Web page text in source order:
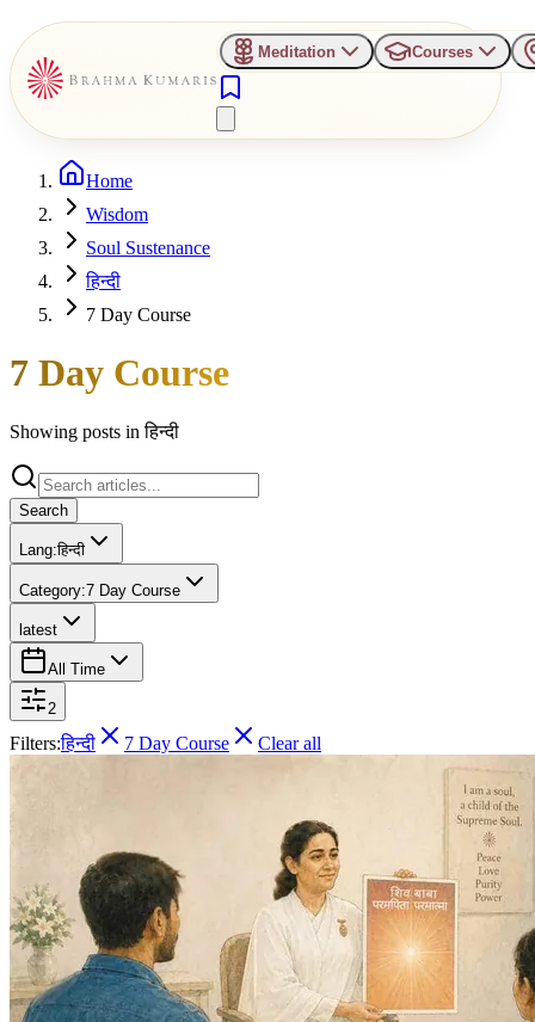
Meditation Courses
Home
Wisdom
Soul Sustenance
हिन्दी
7 Day Course
7 Day Course
Showing posts inहिन्दी
Search
Lang:हिन्दी
Category:7 Day Course
latest
All Time
2
Filters:हिन्दी 7 Day Course Clear all